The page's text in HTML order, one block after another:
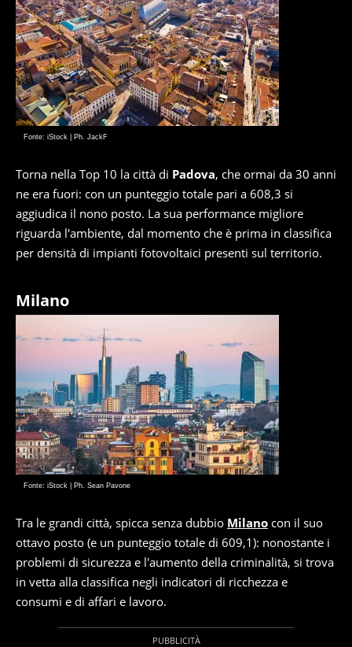
Fonte: iStock | Ph. JackF
Torna nella Top 10 la città di Padova, che ormai da 30 anni
ne era fuori: con un punteggio totale pari a 608,3 si
aggiudica il nono posto. La sua performance migliore
riguarda l'ambiente, dal momento che è prima in classifica
per densità di impianti fotovoltaici presenti sul territorio.
Milano
Fonte: iStock | Ph. Sean Pavone
Tra le grandi città, spicca senza dubbio Milano con il suo
ottavo posto (e un punteggio totale di 609,1): nonostante i
problemi di sicurezza e l'aumento della criminalità, si trova
in vetta alla classifica negli indicatori di ricchezza e
consumi e di affari e lavoro.